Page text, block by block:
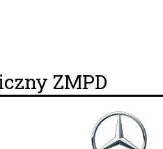
ZMPD